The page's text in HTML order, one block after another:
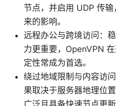
节点，并启用 UDP 传
来的影响。
远程办公与跨境访问：
力更重要，OpenVPN
定性常成为首选。
绕过地域限制与内容访
果取决于服务器地理位